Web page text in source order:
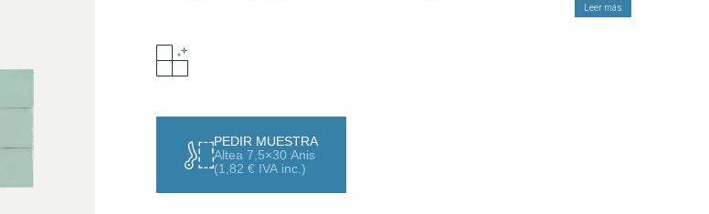
Transforma tus espacios con el encanto atemporal del
pieza cerámica que combina el brillo artesanal con la calidez del estilo
llenan de vida cualquier ambiente, aportando luminosidad y una personalidad
Ideal para cocinas, baños y paredes decorativas
Leer más
PEDIR MUESTRA
Altea 7,5×30 Anis
(1,82€ IVA inc.)